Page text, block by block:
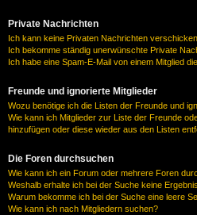
Private Nachrichten
Ich kann keine Privaten Nachrichten
Ich bekomme ständig unerwünschte Private
Ich habe eine Spam-E-Mail von einem Mitglied
Freunde und ignorierte Mitglieder
Wozu benötige ich die Listen der Freunde und
Wie kann ich Mitglieder zur Liste der Freunde
hinzufügen oder diese wieder aus den Listen
Die Foren durchsuchen
Wie kann ich ein Forum oder mehrere Foren
Weshalb erhalte ich bei der Suche keine
Warum bekomme ich bei der Suche eine leere
Wie kann ich nach Mitgliedern suchen?